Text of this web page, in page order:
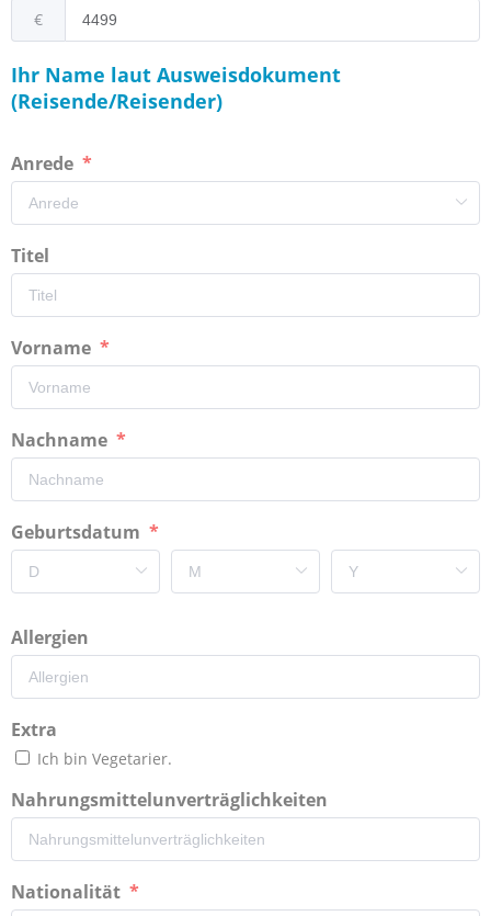
€
Ihr Name laut Ausweisdokument
(Reisende/Reisender)
Anrede
Titel
Vorname
Nachname
Geburtsdatum
Allergien
Extra
Ich bin Vegetarier.
Nahrungsmittelunverträglichkeiten
Nationalität